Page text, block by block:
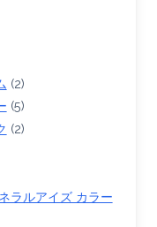
(2)
(5)
(2)
ラルアイズ カラー